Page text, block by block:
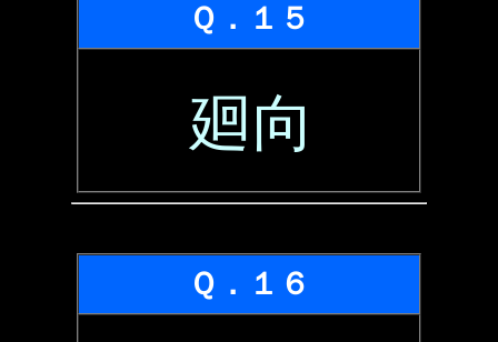
Ｑ．１５
廻向
Ｑ．１６